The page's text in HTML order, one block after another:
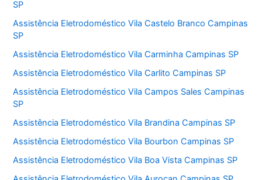
SP
Assistência Eletrodoméstico Vila Castelo Branco Campinas
SP
Assistência Eletrodoméstico Vila Carminha Campinas SP
Assistência Eletrodoméstico Vila Carlito Campinas SP
Assistência Eletrodoméstico Vila Campos Sales Campinas
SP
Assistência Eletrodoméstico Vila Brandina Campinas SP
Assistência Eletrodoméstico Vila Bourbon Campinas SP
Assistência Eletrodoméstico Vila Boa Vista Campinas SP